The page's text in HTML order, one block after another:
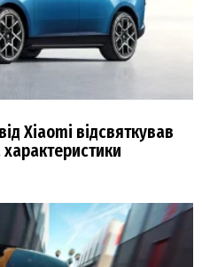
Xiaomi відсвяткував
характеристики